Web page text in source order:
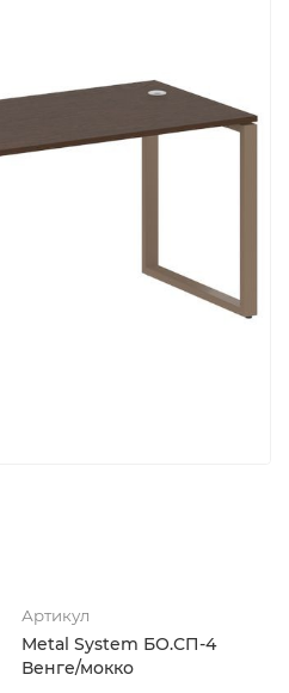
Артикул
Metal System БО.СП-4
Венге/мокко